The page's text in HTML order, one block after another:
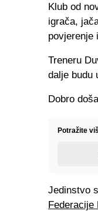
Klub od
igrača,
povjerenje
Treneru
dalje budu
Dobro
Potražite
Jedinstvo
Federacije